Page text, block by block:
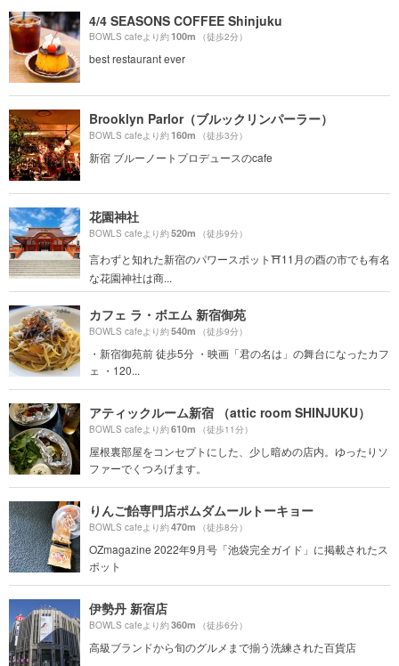
4/4 SEASONS COFFEE Shinjuku
BOWLS cafeより約100m （徒歩2分）
best restaurant ever
Brooklyn Parlor（ブルックリンパーラー）
BOWLS cafeより約160m （徒歩3分）
新宿 ブルーノートプロデュースのcafe
花園神社
BOWLS cafeより約520m （徒歩9分）
言わずと知れた新宿のパワースポット⛩11月の酉の市でも有名
な花園神社は商...
カフェ ラ・ボエム 新宿御苑
BOWLS cafeより約540m （徒歩9分）
・新宿御苑前 徒歩5分 ・映画「君の名は」の舞台になったカフ
ェ ・120...
アティックルーム新宿 （attic room SHINJUKU）
BOWLS cafeより約610m （徒歩11分）
屋根裏部屋をコンセプトにした、少し暗めの店内。ゆったりソ
ファーでくつろげます。
りんご飴専門店ポムダムールトーキョー
BOWLS cafeより約470m （徒歩8分）
OZmagazine 2022年9月号「池袋完全ガイド」に掲載されたス
ポット
伊勢丹 新宿店
BOWLS cafeより約360m （徒歩6分）
高級ブランドから旬のグルメまで揃う洗練された百貨店